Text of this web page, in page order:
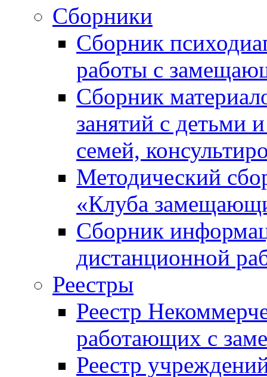
Сборники
Сборник
работы с
Сборник
занятий с детьми
семей,
Методический
«Клуба
Сборник
дистанционной
Реестры
Реестр
работающих с
Реестр